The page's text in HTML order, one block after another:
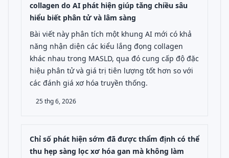
collagen do AI phát hiện giúp tăng chiều sâu
hiểu biết phân tử và lâm sàng
Bài viết này phân tích một khung AI mới có khả
năng nhận diện các kiểu lắng đọng collagen
khác nhau trong MASLD, qua đó cung cấp độ đặc
hiệu phân tử và giá trị tiên lượng tốt hơn so với
các đánh giá xơ hóa truyền thống.
25 thg 6, 2026
Chỉ số phát hiện sớm đã được thẩm định có thể
thu hẹp sàng lọc xơ hóa gan mà không làm